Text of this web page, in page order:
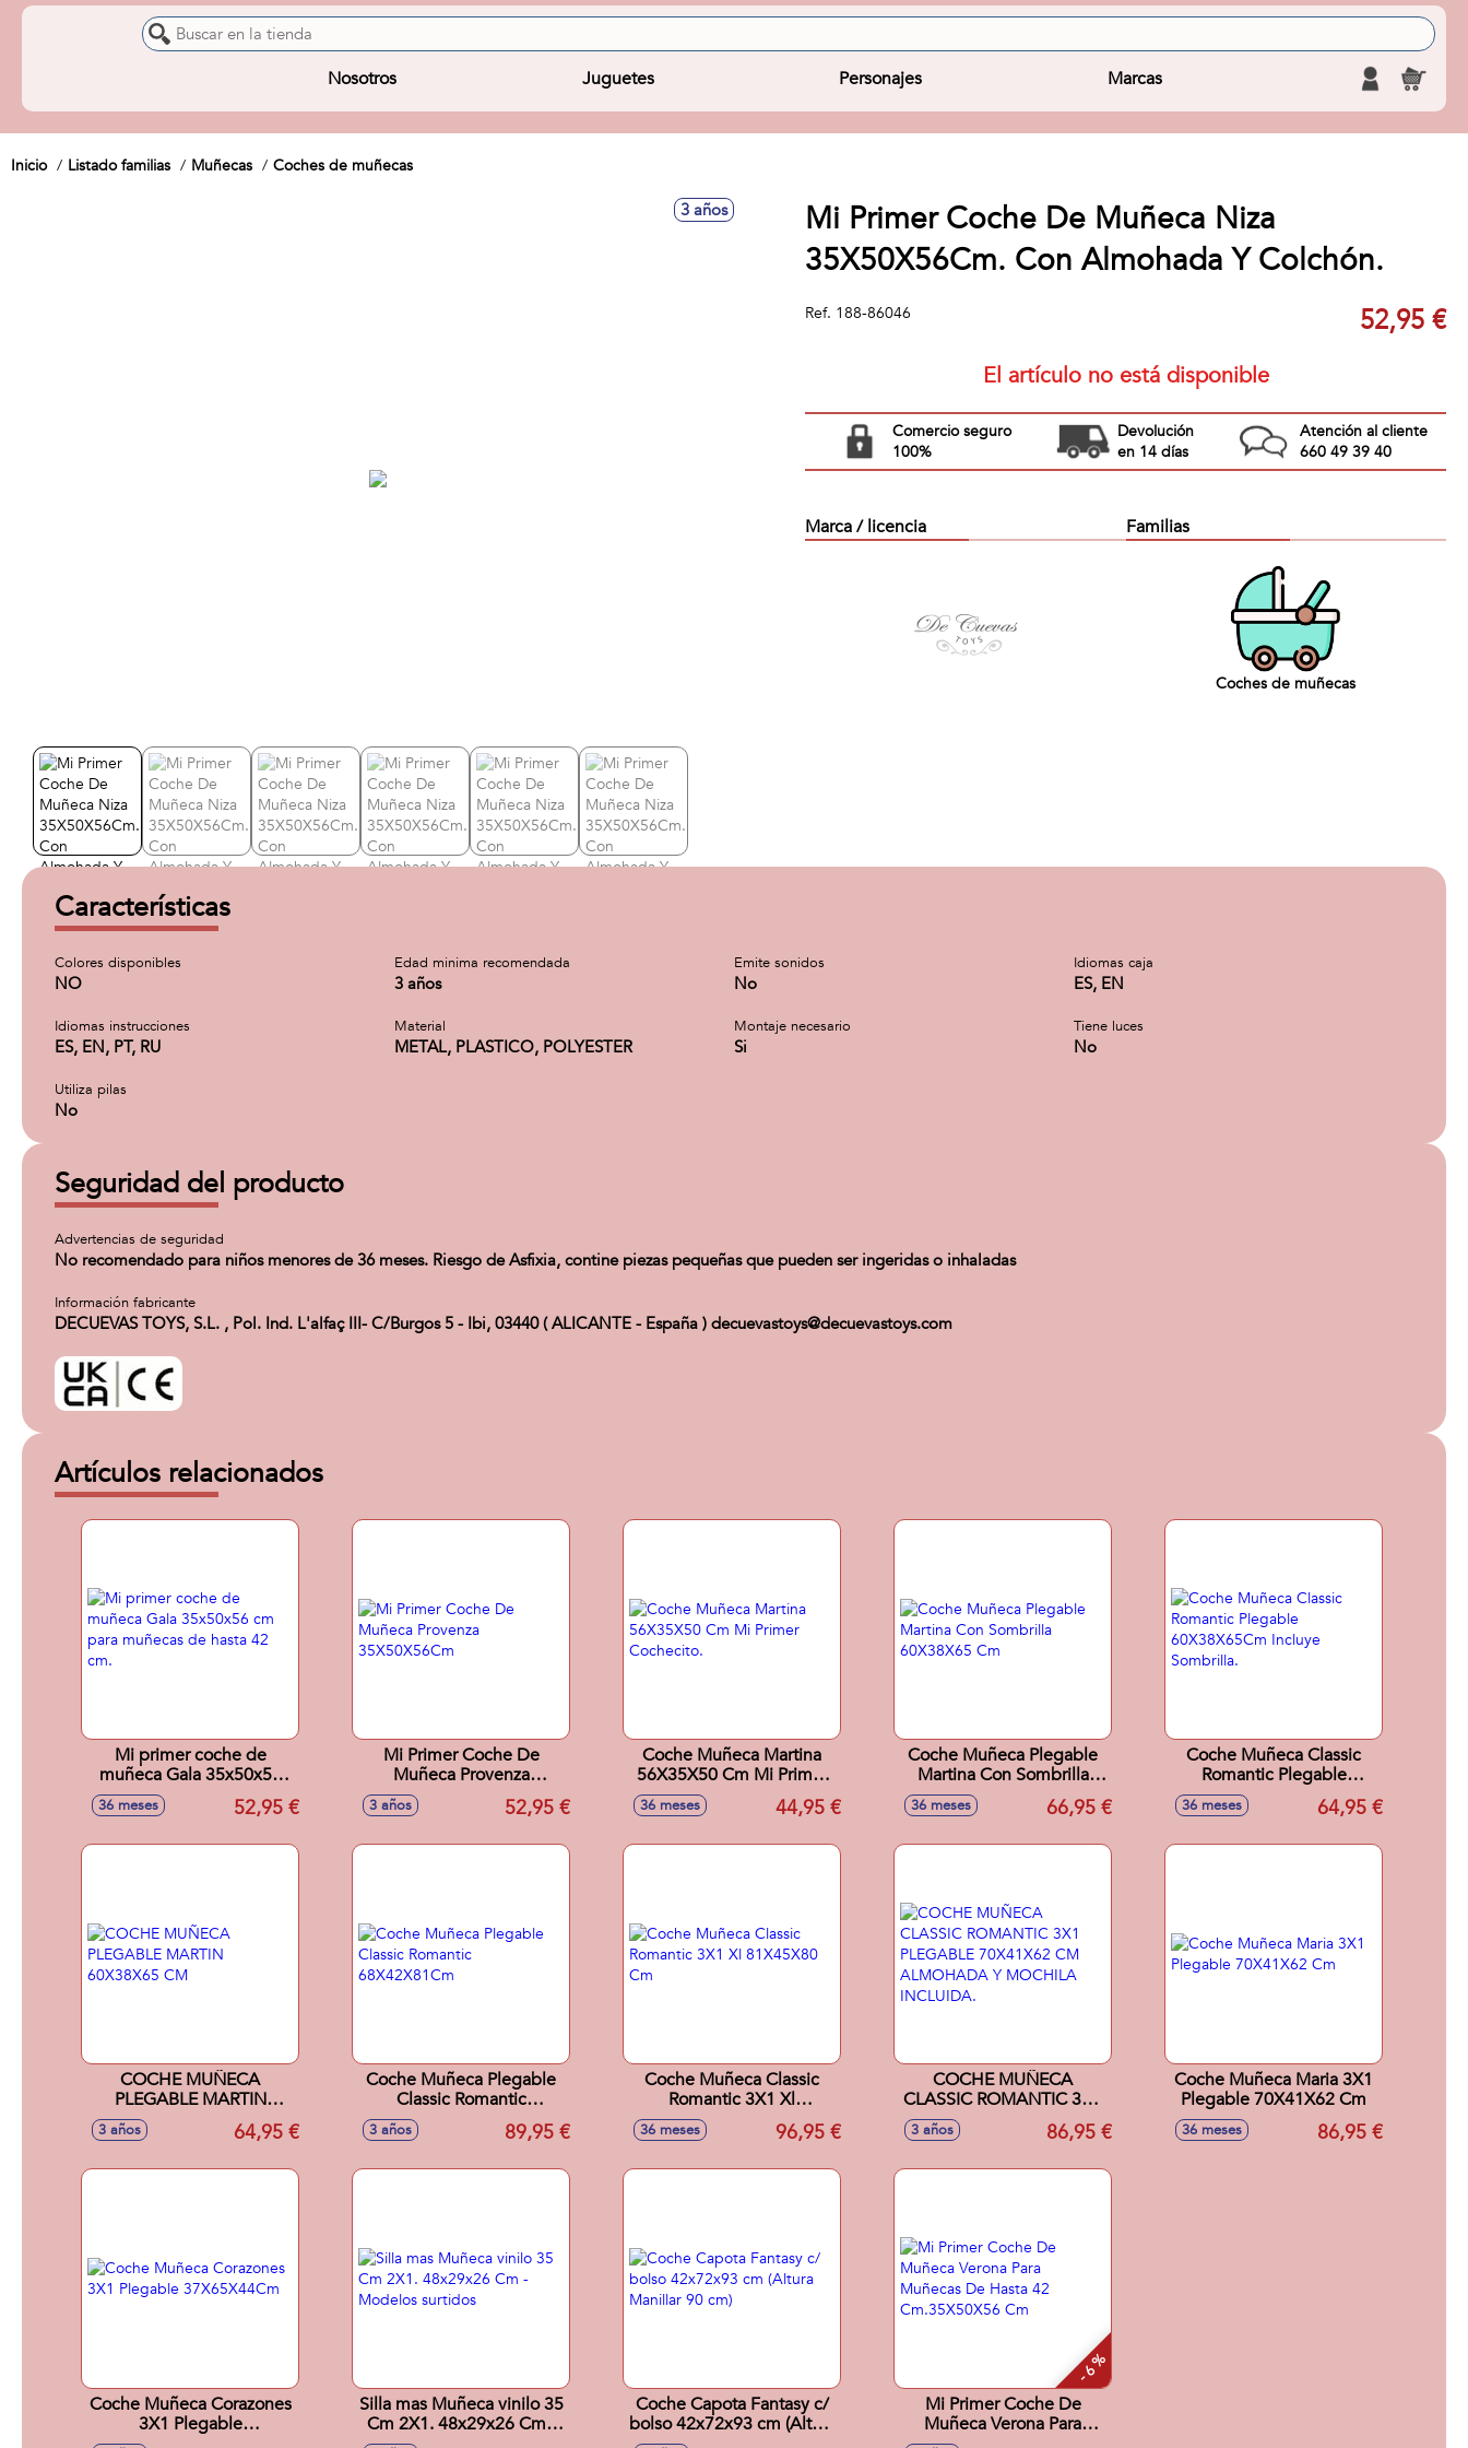
Nosotros Juguetes Personajes Marcas
Inicio Listado familias Muñecas Coches de muñecas
3 años
Mi Primer Coche De Muñeca Niza
35X50X56Cm. Con Almohada Y Colchón.
Ref. 188-86046 52,95 €
El artículo no está disponible
Comercio seguro
100%
Devolución
en 14 días
Atención al cliente
660 49 39 40
Marca / licencia Familias
Coches de muñecas
Características
Colores disponibles
NO
Edad minima recomendada
3 años
Emite sonidos
No
Idiomas caja
ES, EN
Idiomas instrucciones
ES, EN, PT, RU
Material
METAL, PLASTICO, POLYESTER
Montaje necesario
Si
Tiene luces
No
Utiliza pilas
No
Seguridad del producto
Advertencias de seguridad
No recomendado para niños menores de 36 meses. Riesgo de Asfixia, contine piezas pequeñas que pueden ser ingeridas o inhaladas
Información fabricante
DECUEVAS TOYS, S.L. , Pol. Ind. L'alfaç III- C/Burgos 5 - Ibi, 03440 ( ALICANTE - España ) decuevastoys@decuevastoys.com
Artículos relacionados
Mi primer coche de
muñeca Gala 35x50x56
cm para muñecas de hasta
42 cm.
36 meses 52,95 €
Mi Primer Coche De
Muñeca Provenza
35X50X56Cm
3 años 52,95 €
Coche Muñeca Martina
56X35X50 Cm Mi Primer
Cochecito.
36 meses 44,95 €
Coche Muñeca Plegable
Martina Con Sombrilla
60X38X65 Cm
36 meses 66,95 €
Coche Muñeca Classic
Romantic Plegable
60X38X65Cm Incluye
Sombrilla.
36 meses 64,95 €
COCHE MUÑECA
PLEGABLE MARTIN
60X38X65 CM
3 años 64,95 €
Coche Muñeca Plegable
Classic Romantic
68X42X81Cm
3 años 89,95 €
Coche Muñeca Classic
Romantic 3X1 Xl
81X45X80 Cm
36 meses 96,95 €
COCHE MUÑECA
CLASSIC ROMANTIC 3X1
PLEGABLE 70X41X62 CM
ALMOHADA Y MOCHILA
3 años 86,95 €
Coche Muñeca Maria 3X1
Plegable 70X41X62 Cm
36 meses 86,95 €
Coche Muñeca Corazones
3X1 Plegable
Silla mas Muñeca vinilo 35
Cm 2X1. 48x29x26 Cm -
Coche Capota Fantasy c/
bolso 42x72x93 cm (Altura
- 6 %
Mi Primer Coche De
Muñeca Verona Para